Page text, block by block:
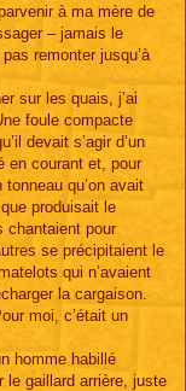
à ma mère de
– jamais le
remonter jusqu’à
sur les quais, j’ai
foule compacte
devait s’agir d’un
en courant et, pour
qu’on avait
produisait le
chantaient pour
se précipitaient le
qui n’avaient
la cargaison.
moi, c’était un
homme habillé
le gaillard arrière, juste